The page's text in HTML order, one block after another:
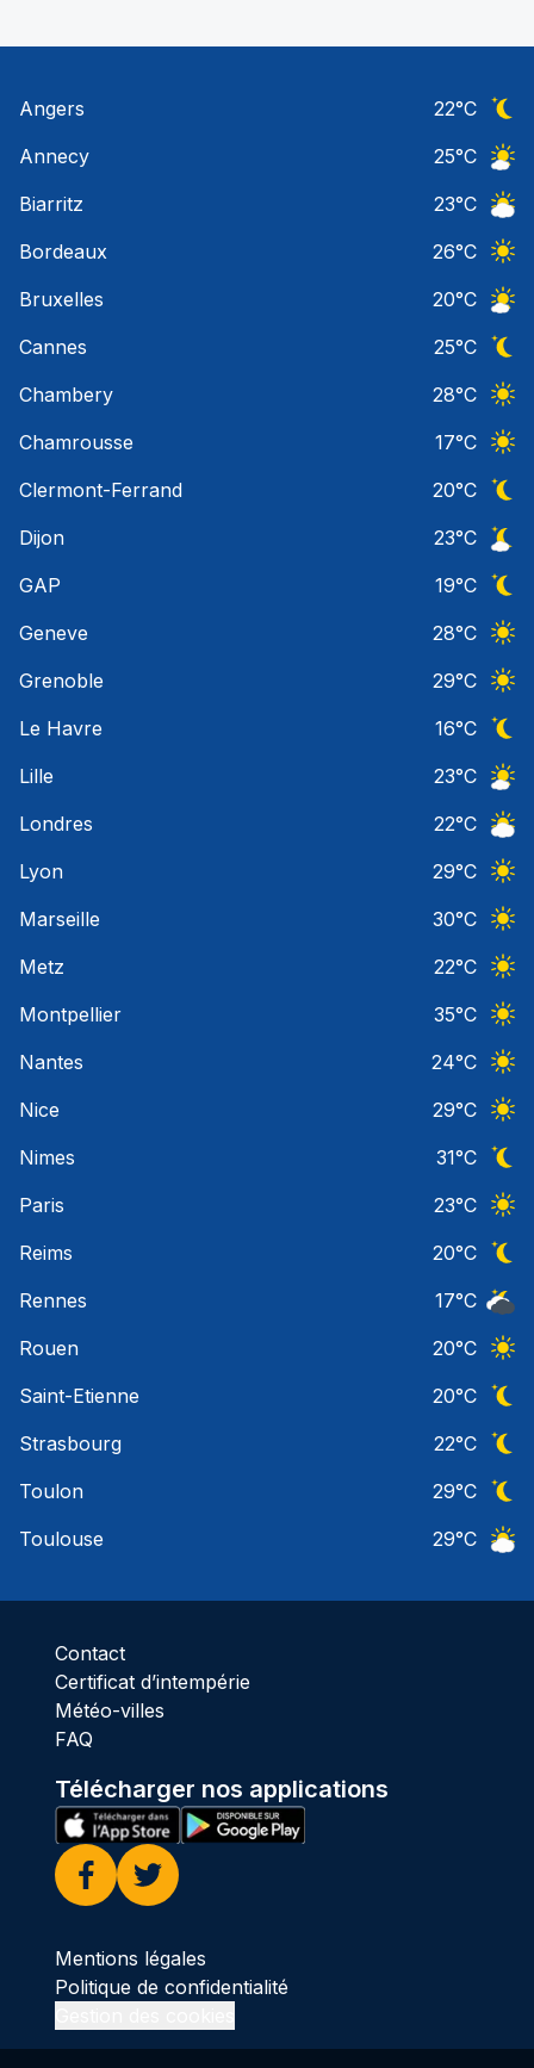
Angers 22°C
Annecy
25°C
Biarritz
23°C
Bordeaux
26°C
Bruxelles
20°C
Cannes
25°C
Chambery
28°C
Chamrousse
17°C
Clermont-Ferrand
20°C
Dijon
23°C
GAP
19°C
Geneve
28°C
Grenoble
29°C
Le Havre
16°C
Lille
23°C
Londres
22°C
Lyon
29°C
Marseille
30°C
Metz
22°C
Montpellier
35°C
Nantes
24°C
Nice
29°C
Nimes
31°C
Paris
23°C
Reims
20°C
Rennes
17°C
Rouen
20°C
Saint-Etienne
20°C
Strasbourg
22°C
Toulon
29°C
Toulouse
29°C
Contact
Certificat d’intempérie
Météo-villes
FAQ
Télécharger nos applications
Facebook
Twitter
Mentions légales
Politique de confidentialité